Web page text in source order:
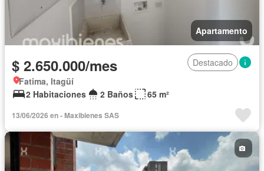
Apartamento
$ 2.650.000/mes
Destacado
Fatima, Itagüí
2 Habitaciones
2 Baños 65 m²
13/06/2026 en - Maxibienes SAS